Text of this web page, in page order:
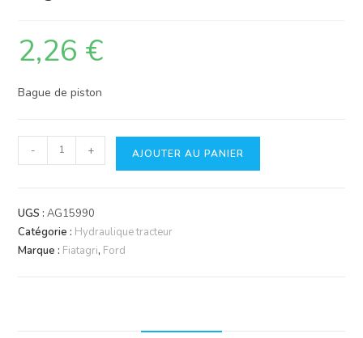
2,26 €
Bague de piston
quantité
de
anti
extrusion
laiton
- + AJOUTER AU PANIER
UGS :AG15990
Catégorie : Hydraulique tracteur
Marque : Fiatagri, Ford